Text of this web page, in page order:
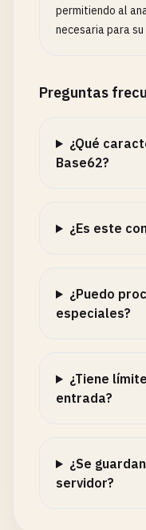
permitiendo al
necesaria para
Preguntas
¿Qué
Base62?
¿Es este
¿Puedo
especiales?
¿Tiene
entrada?
¿Se
servidor?